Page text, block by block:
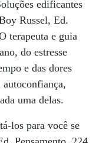
edificantes
Russel, Ed.
terapeuta e guia
do estresse
e das dores
autoconfiança,
uma delas.
los para você se